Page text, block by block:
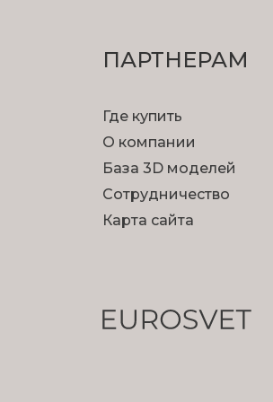
ПАРТНЕРАМ
Где купить
О компании
База 3D моделей
Сотрудничество
Карта сайта